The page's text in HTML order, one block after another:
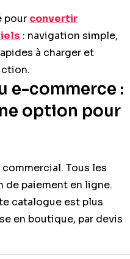
pour convertir
: navigation simple,
à charger et
e-commerce :
option pour
Tous les
de paiement en ligne.
catalogue est plus
en boutique, par devis